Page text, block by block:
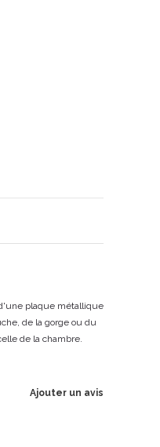
plaque métallique
de la gorge ou du
de la chambre.
Ajouter un avis